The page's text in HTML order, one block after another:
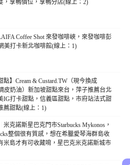
，享鴨價位，享鴨分店(線上：2)
Coffee Shot 來發咖啡峽，來發咖啡彭
美打卡新北咖啡館(線上：1)
點】Cream & Custard.TW（現今換成
皮奶油）新加坡甜點來台，萍子推薦台北
IG打卡甜點，信義區甜點，市府站法式甜
薦甜點(線上：1)
米克諾斯星巴克門市Starbucks Mykonos，
整個很有質感，想在希臘愛琴海群島收
米島才有可收藏唷，星巴克米克諾斯城市